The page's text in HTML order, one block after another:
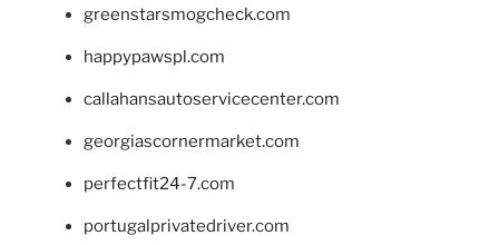
greenstarsmogcheck.com
happypawspl.com
callahansautoservicecenter.com
georgiascornermarket.com
perfectfit24-7.com
portugalprivatedriver.com